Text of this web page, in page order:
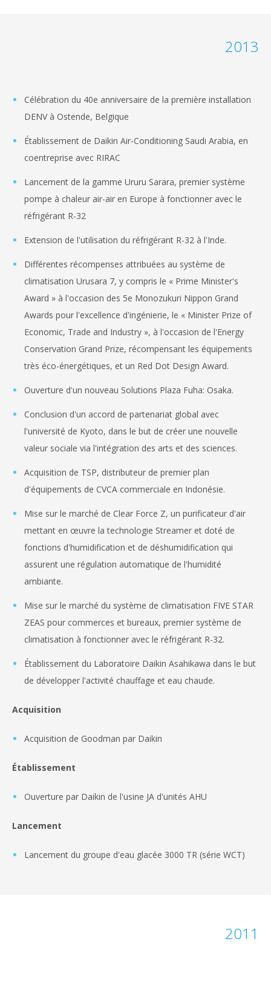
2013
Célébration du 40e anniversaire de la première installation
DENV à Ostende, Belgique
Établissement de Daikin Air-Conditioning Saudi Arabia, en
coentreprise avec RIRAC
Lancement de la gamme Ururu Sarara, premier système
pompe à chaleur air-air en Europe à fonctionner avec le
réfrigérant R-32
Extension de l'utilisation du réfrigérant R-32 à l'Inde.
Différentes récompenses attribuées au système de
climatisation Urusara 7, y compris le « Prime Minister's
Award » à l'occasion des 5e Monozukuri Nippon Grand
Awards pour l'excellence d'ingénierie, le « Minister Prize of
Economic, Trade and Industry », à l'occasion de l'Energy
Conservation Grand Prize, récompensant les équipements
très éco-énergétiques, et un Red Dot Design Award.
Ouverture d'un nouveau Solutions Plaza Fuha: Osaka.
Conclusion d'un accord de partenariat global avec
l'université de Kyoto, dans le but de créer une nouvelle
valeur sociale via l'intégration des arts et des sciences.
Acquisition de TSP, distributeur de premier plan
d'équipements de CVCA commerciale en Indonésie.
Mise sur le marché de Clear Force Z, un purificateur d'air
mettant en œuvre la technologie Streamer et doté de
fonctions d'humidification et de déshumidification qui
assurent une régulation automatique de l'humidité
ambiante.
Mise sur le marché du système de climatisation FIVE STAR
ZEAS pour commerces et bureaux, premier système de
climatisation à fonctionner avec le réfrigérant R-32.
Établissement du Laboratoire Daikin Asahikawa dans le but
de développer l'activité chauffage et eau chaude.
Acquisition
Acquisition de Goodman par Daikin
Établissement
Ouverture par Daikin de l'usine JA d'unités AHU
Lancement
Lancement du groupe d'eau glacée 3000 TR (série WCT)
2011